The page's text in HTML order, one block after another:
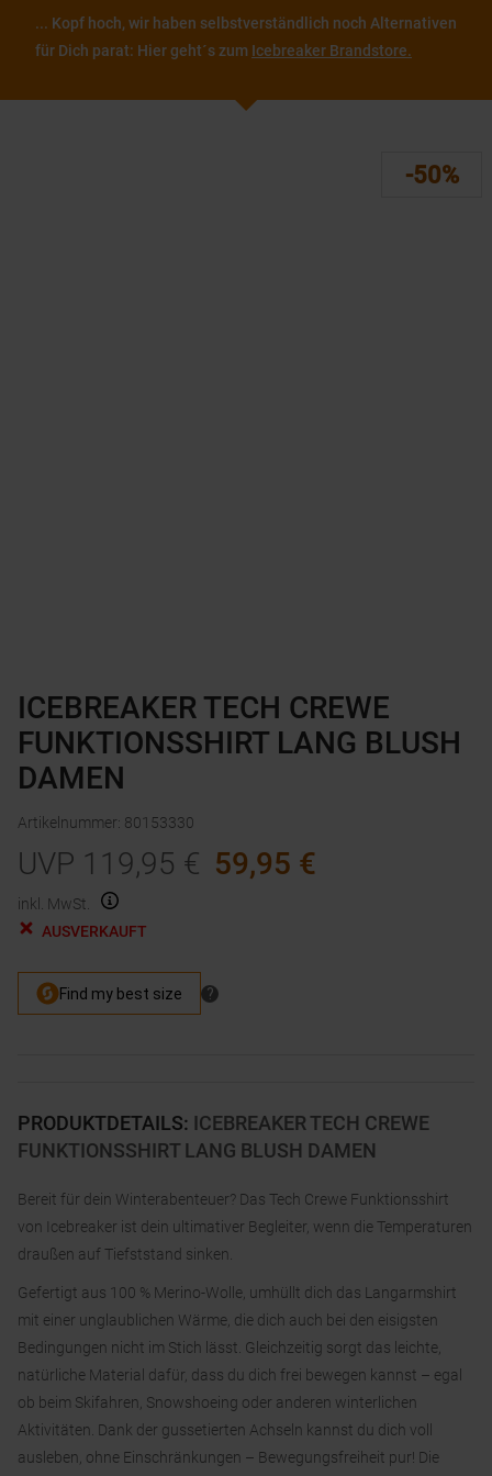
... Kopf hoch, wir haben selbstverständlich noch Alternativen
für Dich parat: Hier geht´s zum Icebreaker Brandstore.
-50%
PRODUKTDETAILS: ICEBREAKER TECH CREWE
FUNKTIONSSHIRT LANG BLUSH DAMEN
Bereit für dein Winterabenteuer? Das Tech Crewe Funktionsshirt
von Icebreaker ist dein ultimativer Begleiter, wenn die Temperaturen
draußen auf Tiefststand sinken.
Gefertigt aus 100 % Merino-Wolle, umhüllt dich das Langarmshirt
mit einer unglaublichen Wärme, die dich auch bei den eisigsten
Bedingungen nicht im Stich lässt. Gleichzeitig sorgt das leichte,
natürliche Material dafür, dass du dich frei bewegen kannst – egal
ob beim Skifahren, Snowshoeing oder anderen winterlichen
Aktivitäten. Dank der gussetierten Achseln kannst du dich voll
ausleben, ohne Einschränkungen – Bewegungsfreiheit pur! Die
ICEBREAKER TECH CREWE
FUNKTIONSSHIRT LANG BLUSH
DAMEN
Artikelnummer: 80153330
UVP 119,95 € 59,95 €
inkl. MwSt.
AUSVERKAUFT